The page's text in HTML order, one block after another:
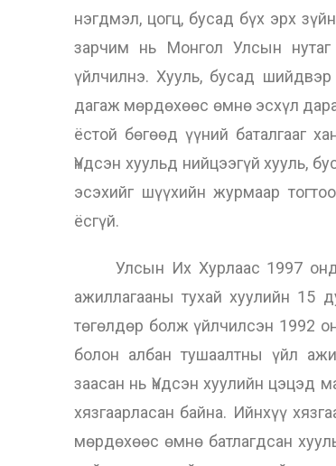
нэгдмэл, цогц, бусад бүх эрх
зарчим нь Монгол Улсын нутаг
үйлчилнэ. Хууль, бусад
дагаж мөрдөхөөс өмнө эсхүл
ёстой бөгөөд үүний баталгааг
Үндсэн хуульд нийцээгүй хууль,
эсэхийг шүүхийн журмаар
ёсгүй.
Улсын Их Хурлаас 1997 онд
ажиллагааны тухай хуулийн 15
төгөлдөр болж үйлчилсэн 1992
болон албан тушаалтны үйл
заасан нь Үндсэн хуулийн цэцэд
хязгаарласан байна. Ийнхүү
мөрдөхөөс өмнө батлагдсан